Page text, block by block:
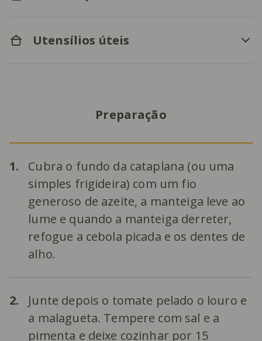
Utensílios úteis
Preparação
1.
Cubra o fundo da cataplana (ou uma
simples frigideira) com um fio
generoso de azeite, a manteiga leve ao
lume e quando a manteiga derreter,
refogue a cebola picada e os dentes de
alho.
2.
Junte depois o tomate pelado o louro e
a malagueta. Tempere com sal e a
pimenta e deixe cozinhar por 15